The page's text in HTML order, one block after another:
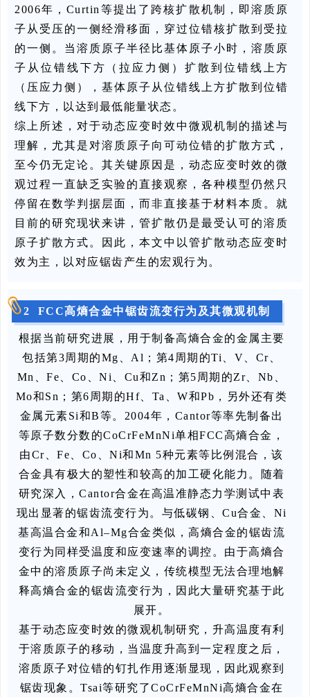
2006年，Curtin等提出了跨核扩散机制，即溶质原
子从受压的一侧经滑移面，穿过位错核扩散到受拉
的一侧。当溶质原子半径比基体原子小时，溶质原
子从位错线下方（拉应力侧）扩散到位错线上方
（压应力侧），基体原子从位错线上方扩散到位错
线下方，以达到最低能量状态。
综上所述，对于动态应变时效中微观机制的描述与
理解，尤其是对溶质原子向可动位错的扩散方式，
至今仍无定论。其关键原因是，动态应变时效的微
观过程一直缺乏实验的直接观察，各种模型仍然只
停留在数学判据层面，而非直接基于材料本质。就
目前的研究现状来讲，管扩散仍是最受认可的溶质
原子扩散方式。因此，本文中以管扩散动态应变时
效为主，以对应锯齿产生的宏观行为。
2 FCC高熵合金中锯齿流变行为及其微观机制
根据当前研究进展，用于制备高熵合金的金属主要
包括第3周期的Mg、Al；第4周期的Ti、V、Cr、
Mn、Fe、Co、Ni、Cu和Zn；第5周期的Zr、Nb、
Mo和Sn；第6周期的Hf、Ta、W和Pb，另外还有类
金属元素Si和B等。2004年，Cantor等率先制备出
等原子数分数的CoCrFeMnNi单相FCC高熵合金，
由Cr、Fe、Co、Ni和Mn 5种元素等比例混合，该
合金具有极大的塑性和较高的加工硬化能力。随着
研究深入，Cantor合金在高温准静态力学测试中表
现出显著的锯齿流变行为。与低碳钢、Cu合金、Ni
基高温合金和Al–Mg合金类似，高熵合金的锯齿流
变行为同样受温度和应变速率的调控。由于高熵合
金中的溶质原子尚未定义，传统模型无法合理地解
释高熵合金的锯齿流变行为，因此大量研究基于此
展开。
基于动态应变时效的微观机制研究，升高温度有利
于溶质原子的移动，当温度升高到一定程度之后，
溶质原子对位错的钉扎作用逐渐显现，因此观察到
锯齿现象。Tsai等研究了CoCrFeMnNi高熵合金在